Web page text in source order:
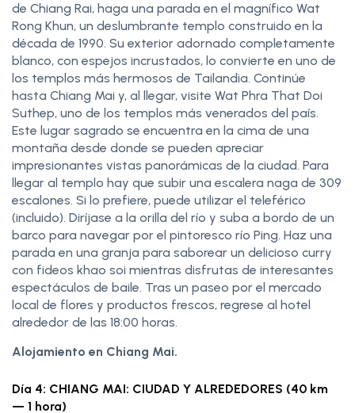
de Chiang Rai, haga una parada en el magnífico Wat
Rong Khun, un deslumbrante templo construido en la
década de 1990. Su exterior adornado completamente
blanco, con espejos incrustados, lo convierte en uno de
los templos más hermosos de Tailandia. Continúe
hasta Chiang Mai y, al llegar, visite Wat Phra That Doi
Suthep, uno de los templos más venerados del país.
Este lugar sagrado se encuentra en la cima de una
montaña desde donde se pueden apreciar
impresionantes vistas panorámicas de la ciudad. Para
llegar al templo hay que subir una escalera naga de 309
escalones. Si lo prefiere, puede utilizar el teleférico
(incluido). Diríjase a la orilla del río y suba a bordo de un
barco para navegar por el pintoresco río Ping. Haz una
parada en una granja para saborear un delicioso curry
con fideos khao soi mientras disfrutas de interesantes
espectáculos de baile. Tras un paseo por el mercado
local de flores y productos frescos, regrese al hotel
alrededor de las 18:00 horas.
Alojamiento en Chiang Mai.
Día 4: CHIANG MAI: CIUDAD Y ALREDEDORES (40 km
— 1 hora)